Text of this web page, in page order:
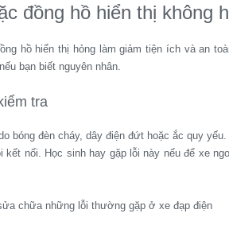
đồng hồ hiển thị không
hồ hiển thị hỏng làm giảm tiện ích và an
bạn biết nguyên nhân.
tra
bóng đèn cháy, dây điện đứt hoặc ắc quy
kết nối. Học sinh hay gặp lỗi này nếu để xe